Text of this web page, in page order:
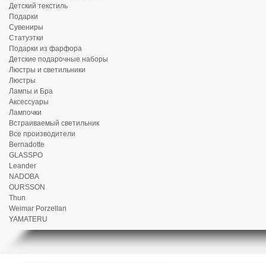
Детский текстиль
Подарки
Сувениры
Статуэтки
Подарки из фарфора
Детские подарочные наборы
Люстры и светильники
Люстры
Лампы и Бра
Аксессуары
Лампочки
Встраиваемый светильник
Все производители
Bernadotte
GLASSPO
Leander
NADOBA
OURSSON
Thun
Weimar Porzellan
YAMATERU